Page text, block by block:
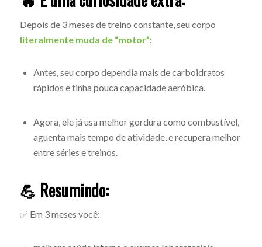
Depois de 3 meses de treino constante, seu corpo
literalmente muda de “motor”:
Antes, seu corpo dependia mais de carboidratos
rápidos e tinha pouca capacidade aeróbica.
Agora, ele já usa melhor gordura como combustível,
aguenta mais tempo de atividade, e recupera melhor
entre séries e treinos.
💪 Resumindo:
✅ Em 3 meses você: